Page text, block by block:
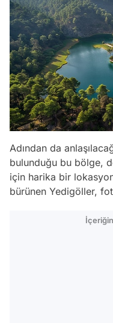
Adından da
bulunduğu bu bölge,
için harika bir
bürünen Yedigöller,
İçeriğin